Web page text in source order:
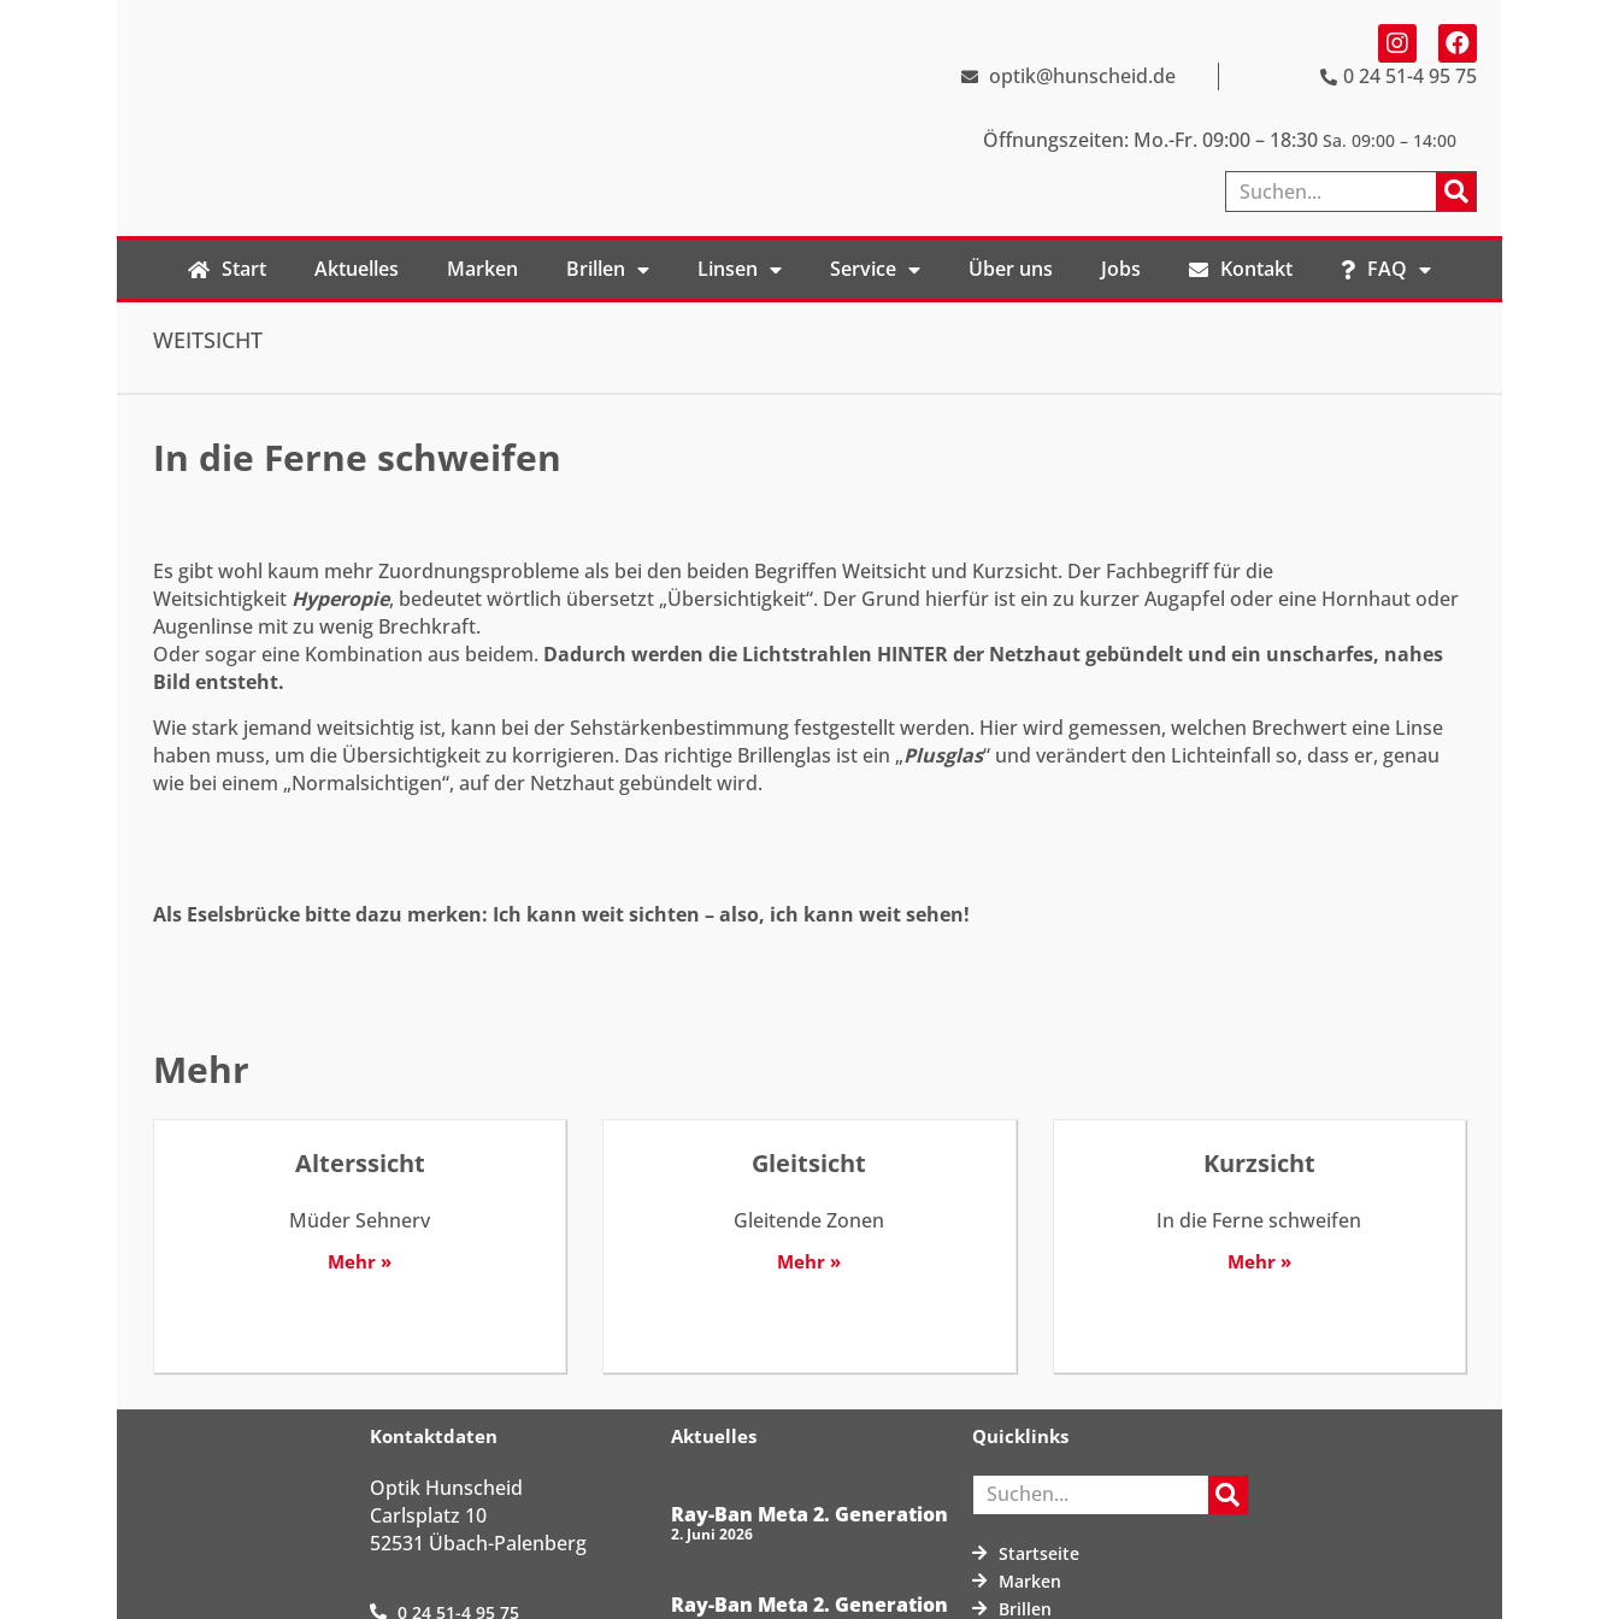
optik@hunscheid.de 0 24 51-4 95 75
Öffnungszeiten: Mo.-Fr. 09:00 – 18:30 Sa. 09:00 – 14:00
Start Aktuelles Marken Brillen Linsen Service Über uns Jobs Kontakt FAQ
WEITSICHT
In die Ferne schweifen
Es gibt wohl kaum mehr Zuordnungsprobleme als bei den beiden Begriffen Weitsicht und Kurzsicht. Der Fachbegriff für die
Weitsichtigkeit Hyperopie, bedeutet wörtlich übersetzt „Übersichtigkeit“. Der Grund hierfür ist ein zu kurzer Augapfel oder eine Hornhaut oder
Augenlinse mit zu wenig Brechkraft.
Oder sogar eine Kombination aus beidem. Dadurch werden die Lichtstrahlen HINTER der Netzhaut gebündelt und ein unscharfes, nahes
Bild entsteht.
Wie stark jemand weitsichtig ist, kann bei der Sehstärkenbestimmung festgestellt werden. Hier wird gemessen, welchen Brechwert eine Linse
haben muss, um die Übersichtigkeit zu korrigieren. Das richtige Brillenglas ist ein „Plusglas“ und verändert den Lichteinfall so, dass er, genau
wie bei einem „Normalsichtigen“, auf der Netzhaut gebündelt wird.
Als Eselsbrücke bitte dazu merken: Ich kann weit sichten – also, ich kann weit sehen!
Mehr
Alterssicht
Müder Sehnerv
Mehr »
Gleitsicht
Gleitende Zonen
Mehr »
Kurzsicht
In die Ferne schweifen
Mehr »
Kontaktdaten
Optik Hunscheid
Carlsplatz 10
52531 Übach-Palenberg
0 24 51-4 95 75
Aktuelles
Ray-Ban Meta 2. Generation
2. Juni 2026
Ray-Ban Meta 2. Generation
Quicklinks
Startseite
Marken
Brillen